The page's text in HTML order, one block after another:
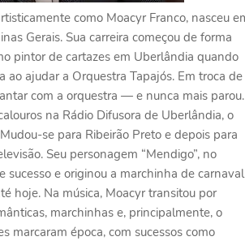
como Moacyr Franco, nasceu
Gerais. Sua carreira começou de forma
pintor de cartazes em Uberlândia quando
ao ajudar a Orquestra Tapajós. Em troca de
com a orquestra — e nunca mais parou.
na Rádio Difusora de Uberlândia, o
se para Ribeirão Preto e depois para
Seu personagem “Mendigo”, no
sucesso e originou a marchinha de carnaval
hoje. Na música, Moacyr transitou por
marchinhas e, principalmente, o
marcaram época, com sucessos como